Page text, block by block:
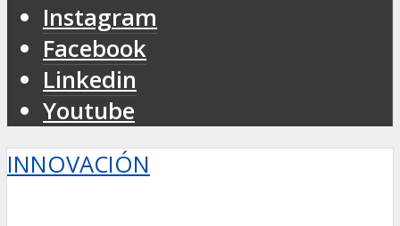
Instagram
Facebook
Linkedin
Youtube
INNOVACIÓN